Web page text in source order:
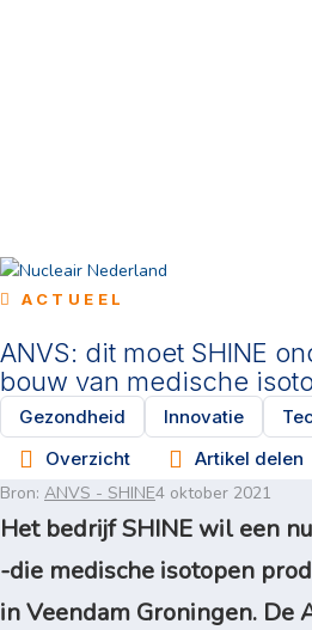
ACTUEEL
ANVS: dit moet SHINE
bouw van medische
Gezondheid Innovatie
Overzicht
Artikel delen
Bron: ANVS - SHINE4 oktober 2021
Het bedrijf SHINE wil een
-die medische isotopen
in Veendam Groningen. De